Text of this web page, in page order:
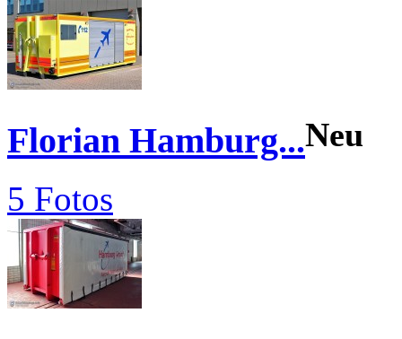
Florian Hamburg...Neu
5 Fotos